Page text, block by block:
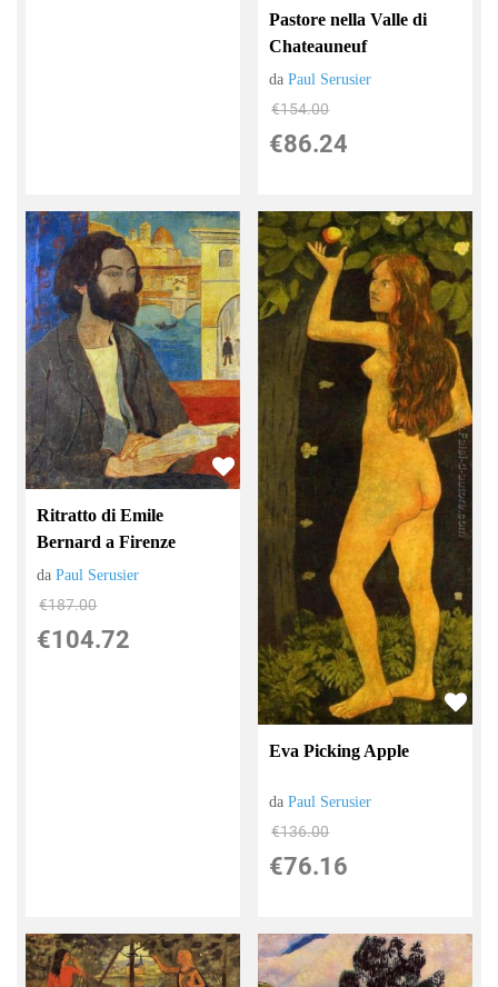
Pastore nella Valle di
Chateauneuf
daPaul Serusier
€154.00
€86.24
Ritratto di Emile
Bernard a Firenze
daPaul Serusier
€187.00
€104.72
Eva Picking Apple
daPaul Serusier
€136.00
€76.16